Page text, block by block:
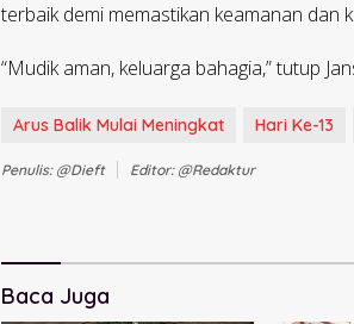
terbaik demi memastikan keamanan dan
“Mudik aman, keluarga bahagia,” tutup
Arus Balik Mulai Meningkat Hari Ke-13
Penulis: @dieft Editor: @redaktur
Baca Juga